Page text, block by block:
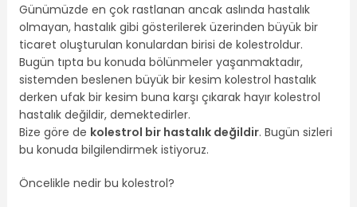
Günümüzde en çok rastlanan ancak aslında hastalık
olmayan, hastalık gibi gösterilerek üzerinden büyük bir
ticaret oluşturulan konulardan birisi de kolestroldur.
Bugün tıpta bu konuda bölünmeler yaşanmaktadır,
sistemden beslenen büyük bir kesim kolestrol hastalık
derken ufak bir kesim buna karşı çıkarak hayır kolestrol
hastalık değildir, demektedirler.
Bize göre de kolestrol bir hastalık değildir. Bugün sizleri
bu konuda bilgilendirmek istiyoruz.
Öncelikle nedir bu kolestrol?